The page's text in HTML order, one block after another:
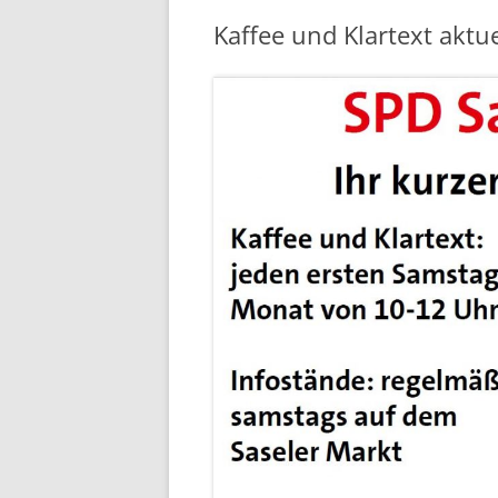
Kaffee und Klartext